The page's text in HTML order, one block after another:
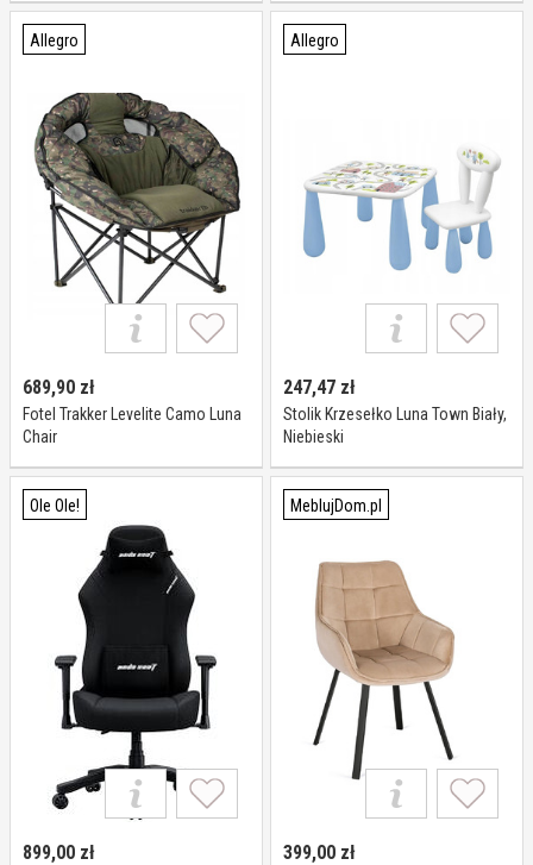
Allegro
689,90 zł
Fotel Trakker Levelite Camo Luna
Chair
Allegro
247,47 zł
Stolik Krzesełko Luna Town Biały,
Niebieski
Ole Ole!
899,00 zł
MeblujDom.pl
399,00 zł